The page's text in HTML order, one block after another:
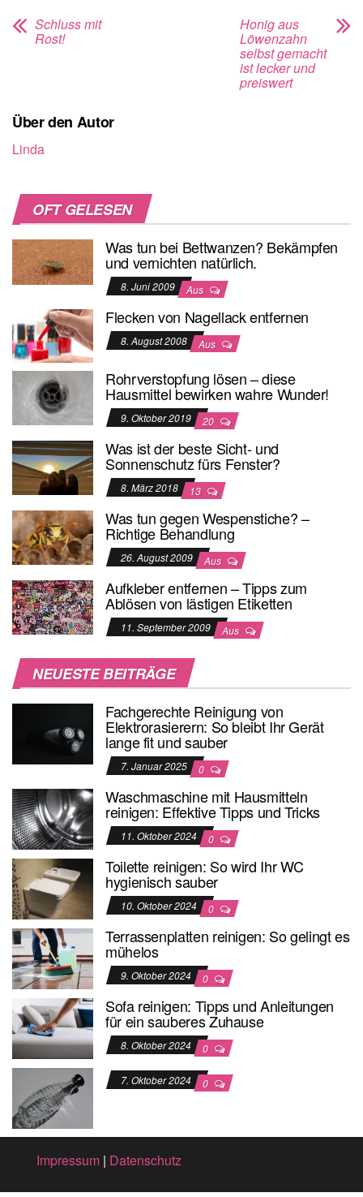
Schluss mit
Rost!
Honig aus
Löwenzahn
selbst gemacht
ist lecker und
preiswert
Über den Autor
Linda
OFT GELESEN
Was tun bei Bettwanzen? Bekämpfen
und vernichten natürlich.
8. Juni 2009 Aus
Flecken von Nagellack entfernen
8. August 2008 Aus
Rohrverstopfung lösen – diese
Hausmittel bewirken wahre Wunder!
9. Oktober 2019 20
Was ist der beste Sicht- und
Sonnenschutz fürs Fenster?
8. März 2018 13
Was tun gegen Wespenstiche? –
Richtige Behandlung
26. August 2009 Aus
Aufkleber entfernen – Tipps zum
Ablösen von lästigen Etiketten
11. September 2009 Aus
NEUESTE BEITRÄGE
Fachgerechte Reinigung von
Elektrorasierern: So bleibt Ihr Gerät
lange fit und sauber
7. Januar 2025 0
Waschmaschine mit Hausmitteln
reinigen: Effektive Tipps und Tricks
11. Oktober 2024 0
Toilette reinigen: So wird Ihr WC
hygienisch sauber
10. Oktober 2024 0
Terrassenplatten reinigen: So gelingt es
mühelos
9. Oktober 2024 0
Sofa reinigen: Tipps und Anleitungen
für ein sauberes Zuhause
8. Oktober 2024 0
7. Oktober 2024 0
Impressum | Datenschutz